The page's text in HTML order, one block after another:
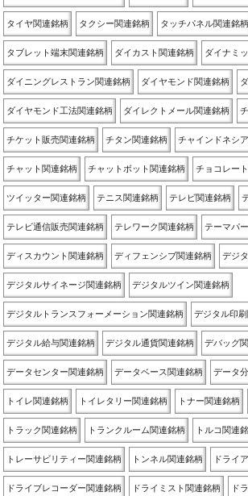
タイヤ関連銘柄 タクシー関連銘柄 タッチパネル関連銘柄
タブレット端末関連銘柄 ダイカスト関連銘柄 ダイナミ
ダイニングレストラン関連銘柄 ダイヤモンド関連銘柄
ダイヤモンド工法関連銘柄 ダイレクトメール関連銘柄
チケット販売関連銘柄 チタン関連銘柄 チャインドネシ
チャット関連銘柄 チャットボット関連銘柄 チョコレー
ツイッター関連銘柄 テニス関連銘柄 テレビ関連銘柄
テレビ通信販売関連銘柄 テレワーク関連銘柄 テーマパ
ディスカウント関連銘柄 ディフェンシブ関連銘柄 デジ
デジタルサイネージ関連銘柄 デジタルツイン関連銘柄
デジタルトランスフォーメーション関連銘柄 デジタル印
デジタル給与関連銘柄 デジタル通貨関連銘柄 デバッグ
データセンター関連銘柄 データベース関連銘柄 データ
トイレ関連銘柄 トイレタリー関連銘柄 トナー関連銘柄
トラック関連銘柄 トランクルーム関連銘柄 トルコ関連
トレーサビリティー関連銘柄 トンネル関連銘柄 ドライ
ドライブレコーダー関連銘柄 ドライミスト関連銘柄 ド